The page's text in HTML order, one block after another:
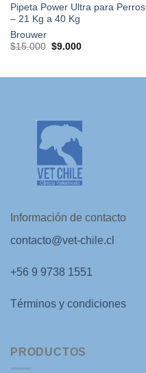
Pipeta Power Ultra para Perros
– 21 Kg a 40 Kg
Brouwer
$15.000 El
$9.000El
Información de contacto
contacto@vet-chile.cl
+56 9 9738 1551
Términos y condiciones
PRODUCTOS